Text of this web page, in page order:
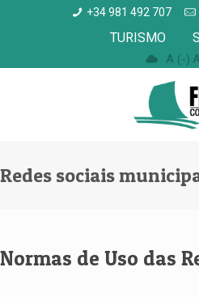
+34 981 492 707
TURISMO
A (-)
Redes sociais
Normas de Uso das